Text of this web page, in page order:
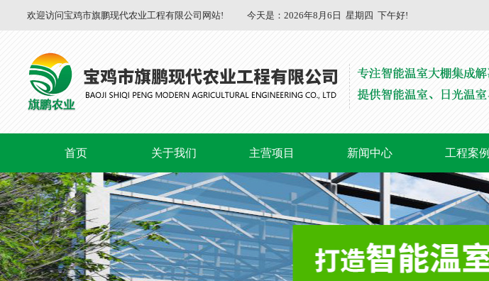
欢迎访问宝鸡市旗鹏现代农业工程有限公司网站! 今天是： 2026年8月6日 星期四 下午好!
首页 关于我们 主营项目 新闻中心 工程案例